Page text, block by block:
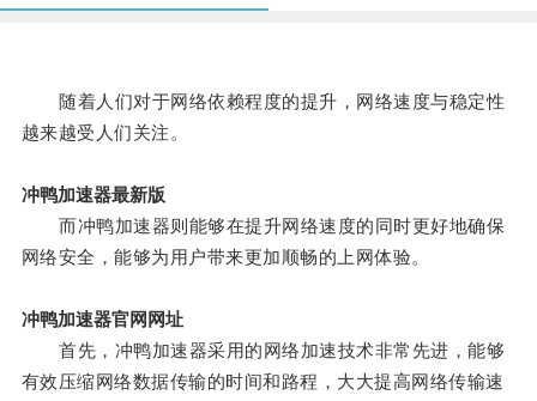
随着人们对于网络依赖程度的提升，网络速度与稳定性
越来越受人们关注。
冲鸭加速器最新版
而冲鸭加速器则能够在提升网络速度的同时更好地确保
网络安全，能够为用户带来更加顺畅的上网体验。
冲鸭加速器官网网址
首先，冲鸭加速器采用的网络加速技术非常先进，能够
有效压缩网络数据传输的时间和路程，大大提高网络传输速